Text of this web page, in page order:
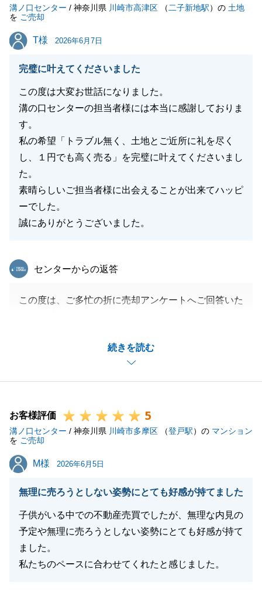
T様の益々のご発展を、心よりお祈り申し上げます。
溝ノ口センター / 神奈川県 川崎市高津区 （ 二子新地駅）の 土地
を ご売却
T様
T様 2026年6月7日
完璧に叶えてくださいました
この度は大変お世話になりました。
溝の口センターの担当者様には本当に感謝しておりま
す。
私の希望「トラブル無く、土地とご近所に礼を尽く
し、１円でも高く売る」を完璧に叶えてくださいまし
た。
素晴らしいご担当者様に出会えることが出来てハッピ
ーでした。
誠にありがとうございました。
続きを読む
東急リバブル
センターからの返答
この度は、ご多忙の折に売却アンケートへご回答いた
所に礼を尽くし、１円でも高く売る」というご希望
を、無事に叶えることができ、安堵するとともに大変
嬉しく存じます。
ったからこそ、今回の素晴らしい結果に繋がりまし
た。
重ねて御礼申し上げます。不動産のお取引は結びとな
りますが、今後もお困りごとがございましたら、どう
T様の今後のご健勝とご多幸を心よりお祈り申し上げ
ます。
閉じる
お客様評価 5
溝ノ口センター / 神奈川県 川崎市多摩区 （登戸駅）の マンション
を ご売却
M様
M様 2026年6月5日
無理に売ろうとしない姿勢にとても好感が持てました
子供がいる中での不動産売買でしたが、無理な内見の
予定や無理に売ろうとしない姿勢にとても好感が持て
ました。
私たちのペースに合わせてくれたと感じました。